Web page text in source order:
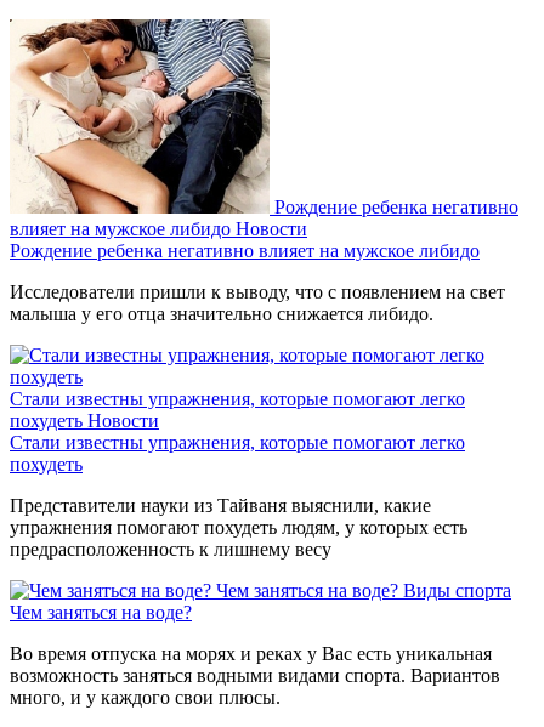
Рождение ребенка негативно
влияет на мужское либидо Новости
Рождение ребенка негативно влияет на мужское либидо
Исследователи пришли к выводу, что с появлением на свет
малыша у его отца значительно снижается либидо.
Стали известны упражнения, которые помогают легко
похудеть Новости
Стали известны упражнения, которые помогают легко
похудеть
Представители науки из Тайваня выяснили, какие
упражнения помогают похудеть людям, у которых есть
предрасположенность к лишнему весу
Чем заняться на воде? Виды спорта
Чем заняться на воде?
Во время отпуска на морях и реках у Вас есть уникальная
возможность заняться водными видами спорта. Вариантов
много, и у каждого свои плюсы.